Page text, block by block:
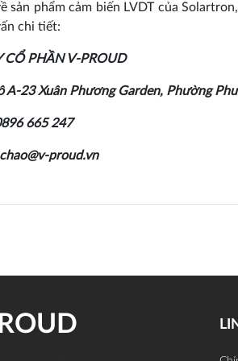
sản phẩm cảm biến LVDT của
chi tiết:
CỔ PHẦN V-PROUD
A-23 Xuân Phương Garden, Phường
665 247
proud.vn